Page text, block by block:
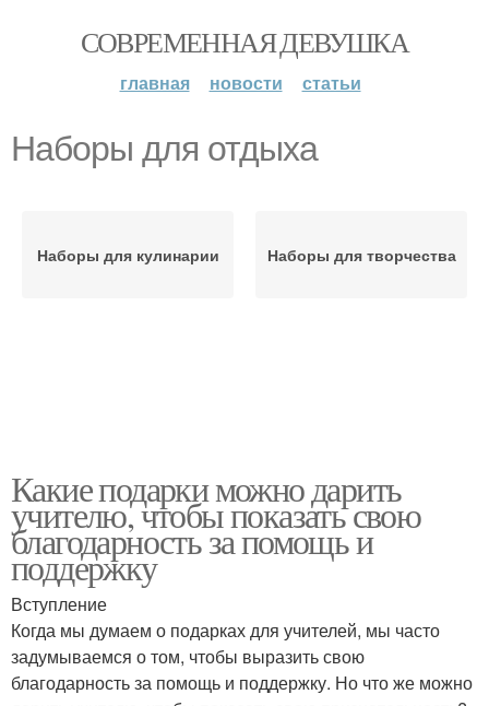
СОВРЕМЕННАЯ ДЕВУШКА
главная новости статьи
Наборы для отдыха
Наборы для кулинарии Наборы для творчества
Какие подарки можно дарить
учителю, чтобы показать свою
благодарность за помощь и
поддержку
Вступление
Когда мы думаем о подарках для учителей, мы часто
задумываемся о том, чтобы выразить свою
благодарность за помощь и поддержку. Но что же можно